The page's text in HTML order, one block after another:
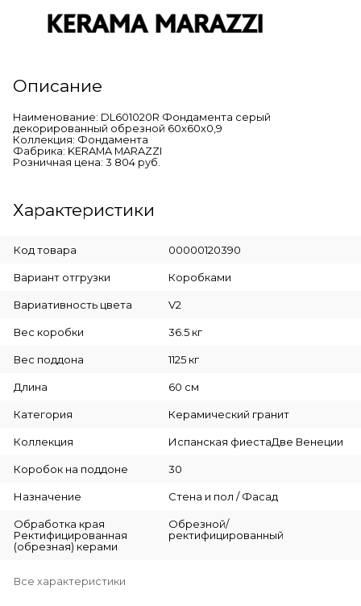
Описание
Наименование: DL601020R Фондамента серый
декорированный обрезной 60x60x0,9
Коллекция: Фондамента
Фабрика: KERAMA MARAZZI
Розничная цена: 3 804 руб.
Характеристики
Код товара 00000120390
Вариант отгрузки Коробками
Вариативность цвета V2
Вес коробки 36.5 кг
Вес поддона 1125 кг
Длина 60 см
Категория Керамический гранит
Коллекция Испанская фиестаДве Венеции
Коробок на поддоне 30
Назначение Стена и пол / Фасад
Обработка края
Ректифицированная
(обрезная) керами
Обрезной/
ректифицированный
Все характеристики